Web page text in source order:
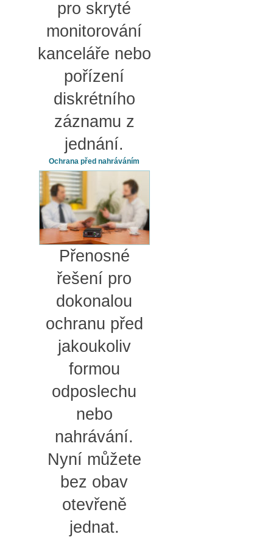
pro skryté
monitorování
kanceláře nebo
pořízení
diskrétního
záznamu z
jednání.
Ochrana před nahráváním
Přenosné
řešení pro
dokonalou
ochranu před
jakoukoliv
formou
odposlechu
nebo
nahrávání.
Nyní můžete
bez obav
otevřeně
jednat.